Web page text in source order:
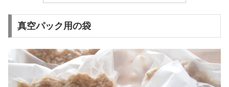
真空パック用の袋